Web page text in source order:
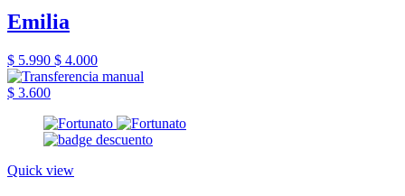
Emilia
$ 5.990 $ 4.000
$ 3.600
Quick view